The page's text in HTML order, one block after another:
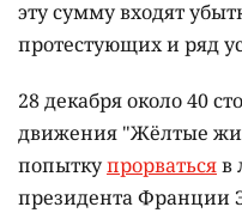
эту сумму входят
протестующих и ряд
28 декабря около 40
движения "Жёлтые
попыткупрорватьсяв
президента Франции